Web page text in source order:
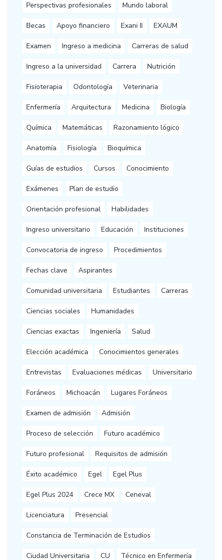
Perspectivas profesionales Mundo laboral
Becas Apoyo financiero Exani II EXAUM
Examen Ingreso a medicina Carreras de salud
Ingreso a la universidad Carrera Nutrición
Fisioterapia Odontología Veterinaria
Enfermería Arquitectura Medicina Biología
Química Matemáticas Razonamiento lógico
Anatomía Fisiología Bioquímica
Guías de estudios Cursos Conocimiento
Exámenes Plan de estudio
Orientación profesional Habilidades
Ingreso universitario Educación Instituciones
Convocatoria de ingreso Procedimientos
Fechas clave Aspirantes
Comunidad universitaria Estudiantes Carreras
Ciencias sociales Humanidades
Ciencias exactas Ingeniería Salud
Elección académica Conocimientos generales
Entrevistas Evaluaciones médicas Universitario
Foráneos Michoacán Lugares Foráneos
Examen de admisión Admisión
Proceso de selección Futuro académico
Futuro profesional Requisitos de admisión
Éxito académico Egel Egel Plus
Egel Plus 2024 Crece MX Ceneval
Licenciatura Presencial
Constancia de Terminación de Estudios
Ciudad Universitaria CU Técnico en Enfermería